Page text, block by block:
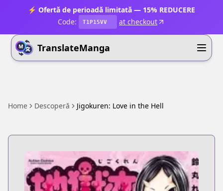
⚡ Ofertă de perioadă limitată — 15% REDUCERE
Code:
T1P15VV at checkout
TranslateManga
Home Descoperă Jigokuren: Love in the Hell